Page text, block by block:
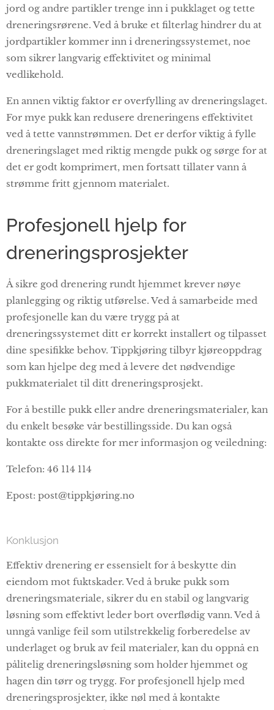
jord og andre partikler trenge inn i pukklaget og tette
dreneringsrørene. Ved å bruke et filterlag hindrer du at
jordpartikler kommer inn i dreneringssystemet, noe
som sikrer langvarig effektivitet og minimal
vedlikehold.
En annen viktig faktor er overfylling av dreneringslaget.
For mye pukk kan redusere dreneringens effektivitet
ved å tette vannstrømmen. Det er derfor viktig å fylle
dreneringslaget med riktig mengde pukk og sørge for at
det er godt komprimert, men fortsatt tillater vann å
strømme fritt gjennom materialet.
Profesjonell hjelp for
dreneringsprosjekter
Å sikre god drenering rundt hjemmet krever nøye
planlegging og riktig utførelse. Ved å samarbeide med
profesjonelle kan du være trygg på at
dreneringssystemet ditt er korrekt installert og tilpasset
dine spesifikke behov. Tippkjøring tilbyr kjøreoppdrag
som kan hjelpe deg med å levere det nødvendige
pukkmaterialet til ditt dreneringsprosjekt.
For å bestille pukk eller andre dreneringsmaterialer, kan
du enkelt besøke vår bestillingsside. Du kan også
kontakte oss direkte for mer informasjon og veiledning:
Telefon: 46 114 114
Epost: post@tippkjøring.no
Konklusjon
Effektiv drenering er essensielt for å beskytte din
eiendom mot fuktskader. Ved å bruke pukk som
dreneringsmateriale, sikrer du en stabil og langvarig
løsning som effektivt leder bort overflødig vann. Ved å
unngå vanlige feil som utilstrekkelig forberedelse av
underlaget og bruk av feil materialer, kan du oppnå en
pålitelig dreneringsløsning som holder hjemmet og
hagen din tørr og trygg. For profesjonell hjelp med
dreneringsprosjekter, ikke nøl med å kontakte